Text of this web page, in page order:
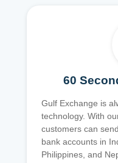
60
Gulf Exchange is
technology. With
customers can
bank accounts in
Philippines, and